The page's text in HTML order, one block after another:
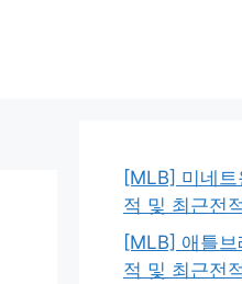
[MLB] 미네
적 및 최근전
[MLB] 애틀
적 및 최근전